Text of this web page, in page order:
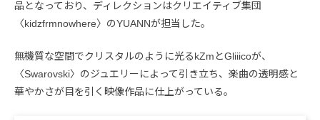
品となっており、ディレクションはクリエイティブ集団
〈kidzfrmnowhere〉のYUANNが担当した。
無機質な空間でクリスタルのように光るkZmとGliiicoが、
〈Swarovski〉のジュエリーによって引き立ち、楽曲の透明感と
華やかさが目を引く映像作品に仕上がっている。